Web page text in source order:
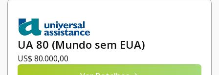
UA 80 (Mundo sem EUA)
US$ 80.000,00